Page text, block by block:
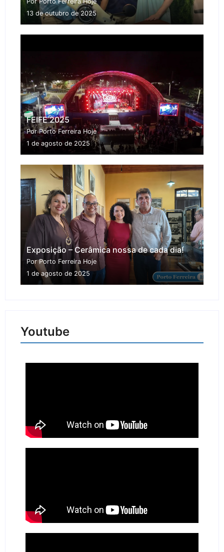
13 de outubro de 2025
FEIFE 2025
Por Porto Ferreira Hoje
1 de agosto de 2025
Exposição – Cerâmica nossa de cada dia!
Por Porto Ferreira Hoje
1 de agosto de 2025
Youtube